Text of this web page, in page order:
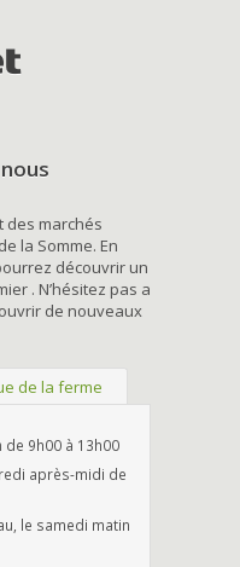
des marchés
la Somme. En
découvrir un
. N’hésitez pas a
de nouveaux
de la ferme
9h00 à 13h00
après-midi de
le samedi matin